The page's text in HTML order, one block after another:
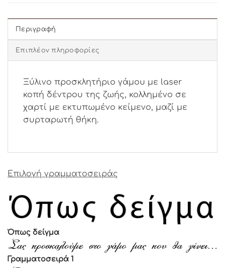
Περιγραφή
Επιπλέον πληροφορίες
Ξύλινο προσκλητήριο γάμου με laser
κοπή δέντρου της ζωής, κολλημένο σε
χαρτί με εκτυπωμένο κείμενο, μαζί με
συρταρωτή θήκη.
Επιλογή γραμματοσειράς
Όπως δείγμα
Γραμματοσειρά 1